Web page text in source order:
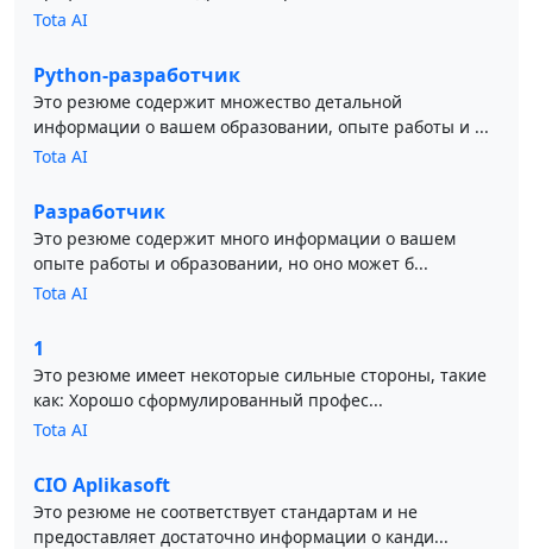
Tota AI
Python-разработчик
Это резюме содержит множество детальной
информации о вашем образовании, опыте работы и ...
Tota AI
Разработчик
Это резюме содержит много информации о вашем
опыте работы и образовании, но оно может б...
Tota AI
1
Это резюме имеет некоторые сильные стороны, такие
как: Хорошо сформулированный профес...
Tota AI
CIO Aplikasoft
Это резюме не соответствует стандартам и не
предоставляет достаточно информации о канди...